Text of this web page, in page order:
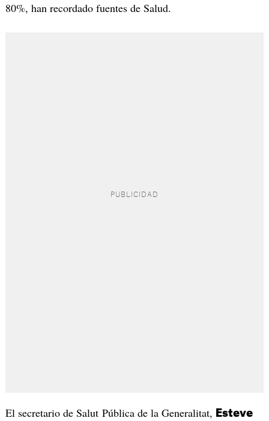
80%, han recordado fuentes de Salud.
El secretario de Salut Pública de la Generalitat, Esteve